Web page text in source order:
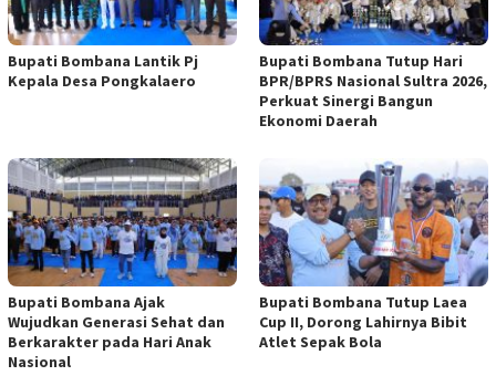
Bupati Bombana Lantik Pj
Kepala Desa Pongkalaero
Bupati Bombana Tutup Hari
BPR/BPRS Nasional Sultra 2026,
Perkuat Sinergi Bangun
Ekonomi Daerah
Bupati Bombana Ajak
Wujudkan Generasi Sehat dan
Berkarakter pada Hari Anak
Nasional
Bupati Bombana Tutup Laea
Cup II, Dorong Lahirnya Bibit
Atlet Sepak Bola